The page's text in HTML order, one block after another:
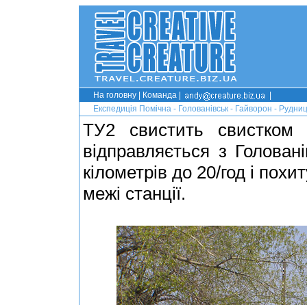
На головну Команда
Експедиція Помічна - Голованівськ - Гайворон -
ТУ2 свистить
відправляється з
кілометрів до 20/год і
межі станції.